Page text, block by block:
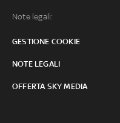
Note legali:
GESTIONE COOKIE
NOTE LEGALI
OFFERTA SKY MEDIA